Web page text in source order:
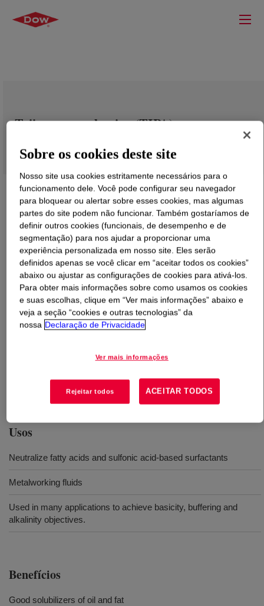
Triisopropanolamine (TIPA)
O que éTriisopropanolamine (TIPA)?
A basic chemical used in many applications serving as
objectives. Building block in the manufacture of triazine
based corrosion inhibitors. It acts as a neutralizers for
water-based coatings.
Usos
Neutralize fatty acids and sulfonic acid-based surfactants
Metalworking fluids
Used in many applications to achieve basicity, buffering and
alkalinity objectives.
Benefícios
Good solubilizers of oil and fat
Sobre os cookies deste site
Nosso site usa cookies estritamente necessários para o
funcionamento dele. Você pode configurar seu navegador
para bloquear ou alertar sobre esses cookies, mas algumas
partes do site podem não funcionar. Também gostaríamos de
definir outros cookies (funcionais, de desempenho e de
segmentação) para nos ajudar a proporcionar uma
experiência personalizada em nosso site. Eles serão
definidos apenas se você clicar em “aceitar todos os cookies”
abaixo ou ajustar as configurações de cookies para ativá-los.
Para obter mais informações sobre como usamos os cookies
e suas escolhas, clique em “Ver mais informações” abaixo e
veja a seção “cookies e outras tecnologias” da
nossa Declaração de Privacidade
Ver mais informações
Rejeitar todos ACEITAR TODOS